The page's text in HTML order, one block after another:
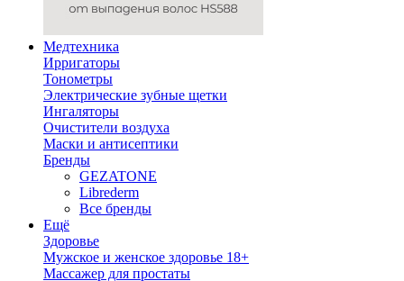
Медтехника
Ирригаторы
Тонометры
Электрические зубные щетки
Ингаляторы
Очистители воздуха
Маски и антисептики
Бренды
GEZATONE
Librederm
Все бренды
Ещё
Здоровье
Мужское и женское здоровье 18+
Массажер для простаты